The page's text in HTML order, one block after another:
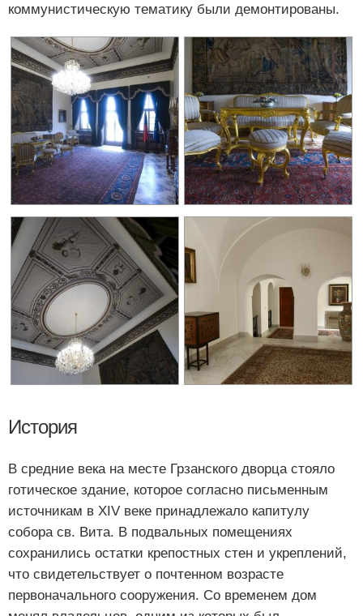
коммунистическую тематику были демонтированы.
История
В средние века на месте Грзанского дворца стояло
готическое здание, которое согласно письменным
источникам в XIV веке принадлежало капитулу
собора св. Вита. В подвальных помещениях
сохранились остатки крепостных стен и укреплений,
что свидетельствует о почтенном возрасте
первоначального сооружения. Со временем дом